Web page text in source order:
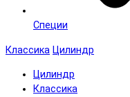
Специи
Классика Цилиндр
Цилиндр
Классика